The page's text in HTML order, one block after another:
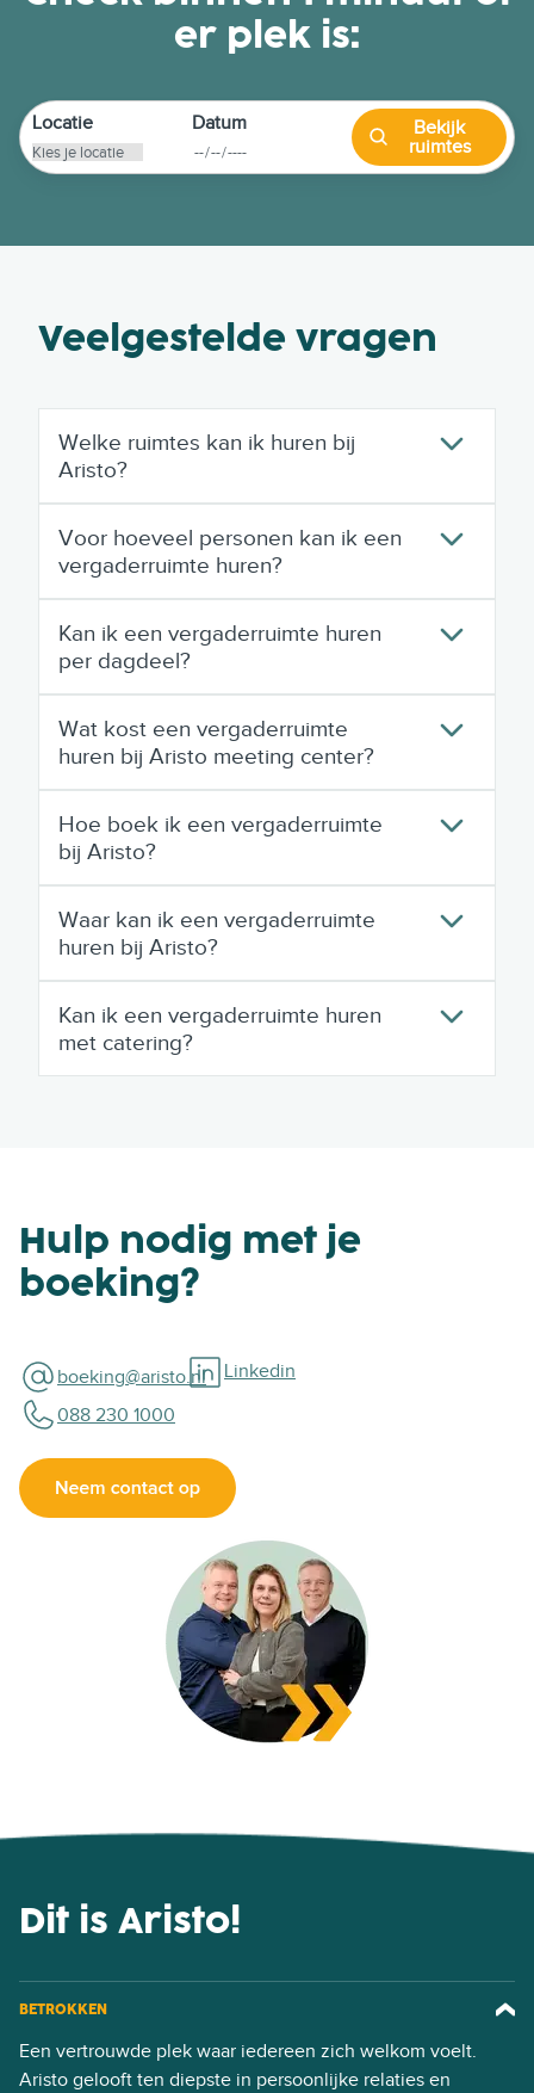
er plek is:
Locatie Datum
Bekijk
ruimtes
Veelgestelde vragen
Welke ruimtes kan ik huren bij
Aristo?
Voor hoeveel personen kan ik een
vergaderruimte huren?
Kan ik een vergaderruimte huren
per dagdeel?
Wat kost een vergaderruimte
huren bij Aristo meeting center?
Hoe boek ik een vergaderruimte
bij Aristo?
Waar kan ik een vergaderruimte
huren bij Aristo?
Kan ik een vergaderruimte huren
met catering?
Hulp nodig met je
boeking?
boeking@aristo.nl
088 230 1000
Linkedin
Dit is Aristo!
BETROKKEN
Een vertrouwde plek waar iedereen zich welkom voelt.
Aristo gelooft ten diepste in persoonlijke relaties en